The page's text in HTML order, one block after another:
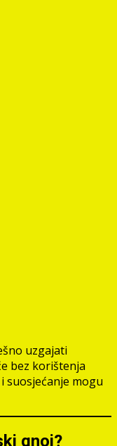
uzgajati
bez korištenja
suosjećanje mogu
gnoj?